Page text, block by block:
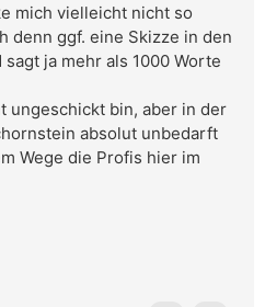
mich vielleicht nicht so
denn ggf. eine Skizze in den
ja mehr als 1000 Worte
ungeschickt bin, aber in der
absolut unbedarft
Wege die Profis hier im